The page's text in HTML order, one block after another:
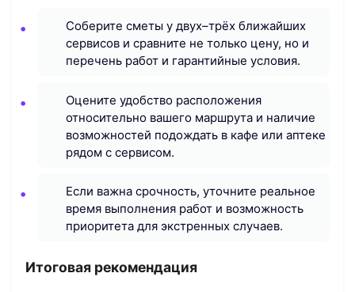
Соберите сметы у двух–трёх ближайших
сервисов и сравните не только цену, но и
перечень работ и гарантийные условия.
Оцените удобство расположения
относительно вашего маршрута и наличие
возможностей подождать в кафе или аптеке
рядом с сервисом.
Если важна срочность, уточните реальное
время выполнения работ и возможность
приоритета для экстренных случаев.
Итоговая рекомендация